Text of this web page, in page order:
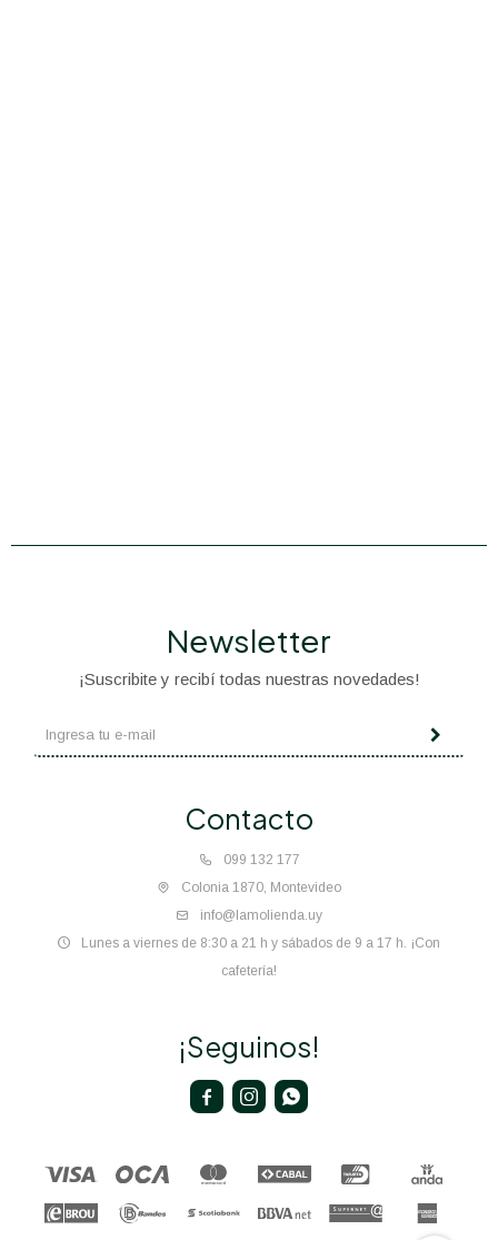
Contacto
099 132 177
Colonia 1870, Montevideo
info@lamolienda.uy
Lunes a viernes de 8:30 a 21 h y sábados de 9 a 17 h. ¡Con
cafetería!
Newsletter
¡Suscribite y recibí todas nuestras novedades!
¡Seguinos!
  